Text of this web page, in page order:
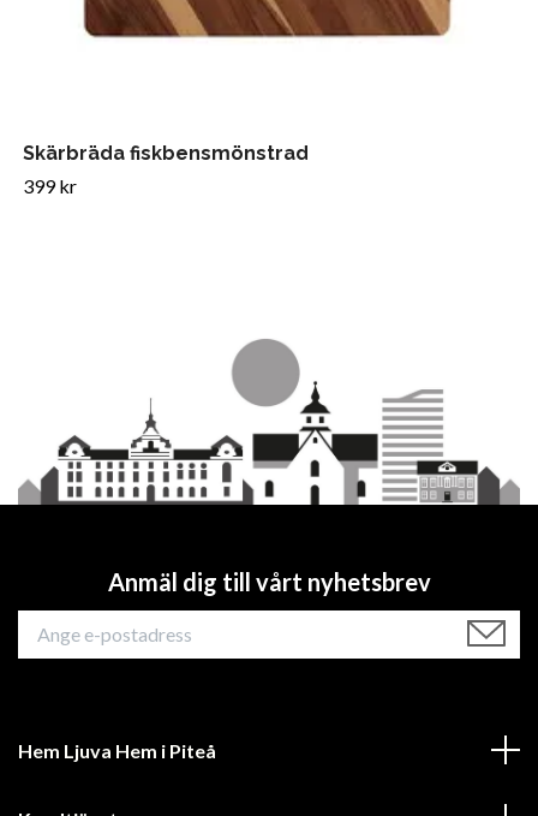
Skärbräda fiskbensmönstrad
399 kr
Anmäl dig till vårt nyhetsbrev
Hem Ljuva Hem i Piteå